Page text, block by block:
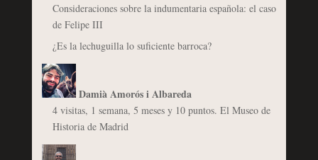
Consideraciones sobre la indumentaria española: el caso
de Felipe III
¿Es la lechuguilla lo suficiente barroca?
Damià Amorós i Albareda
4 visitas, 1 semana, 5 meses y 10 puntos. El Museo de
Historia de Madrid